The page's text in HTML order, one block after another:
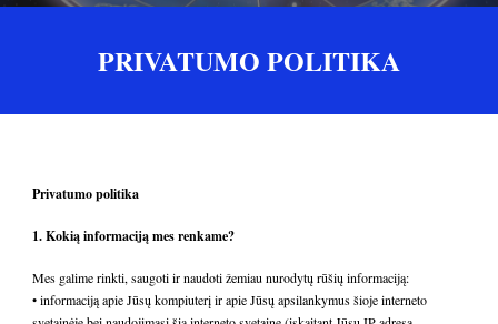
PRIVATUMO POLITIKA
Privatumo politika
1. Kokią informaciją mes renkame?
Mes galime rinkti, saugoti ir naudoti žemiau nurodytų rūšių informaciją:
• informaciją apie Jūsų kompiuterį ir apie Jūsų apsilankymus šioje interneto